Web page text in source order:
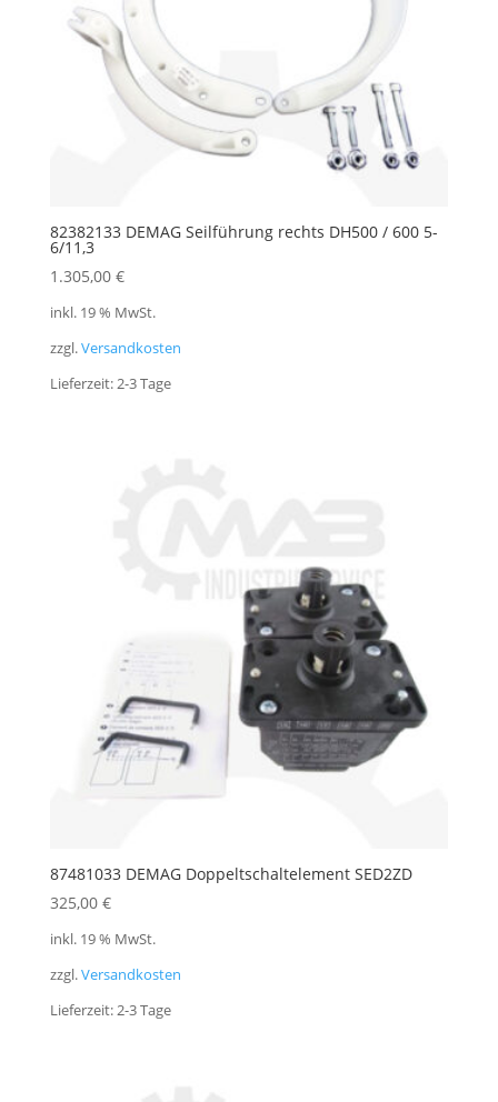
82382133 DEMAG Seilführung rechts DH500 / 600 5-
6/11,3
1.305,00 €
inkl. 19 % MwSt.
zzgl.Versandkosten
Lieferzeit:2-3 Tage
87481033 DEMAG Doppeltschaltelement SED2ZD
325,00 €
inkl. 19 % MwSt.
zzgl.Versandkosten
Lieferzeit:2-3 Tage